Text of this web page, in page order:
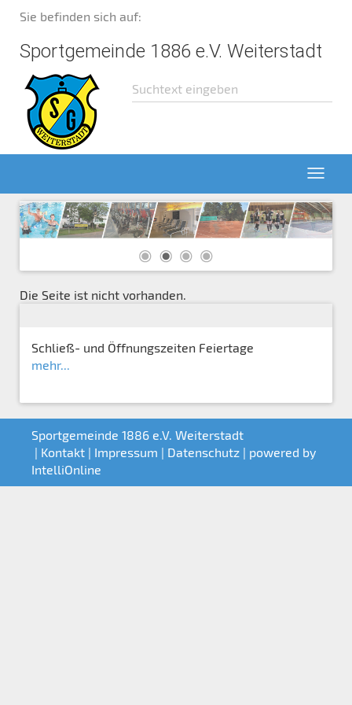
Sie befinden sich auf:
Sportgemeinde 1886 e.V. Weiterstadt
Die Seite ist nicht vorhanden.
Schließ- und Öffnungszeiten Feiertage
mehr...
Sportgemeinde 1886 e.V. Weiterstadt
| Kontakt | Impressum | Datenschutz | powered by
IntelliOnline